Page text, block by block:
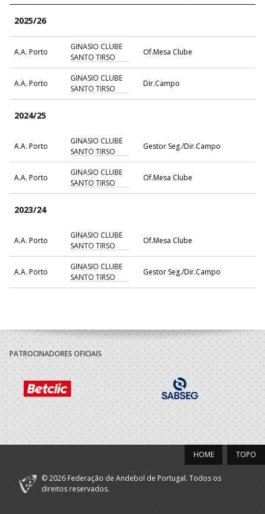
2025/26
A.A. Porto
GINASIO CLUBE
SANTO TIRSO
Of.Mesa Clube
A.A. Porto
GINASIO CLUBE
SANTO TIRSO
Dir.Campo
2024/25
A.A. Porto
GINASIO CLUBE
SANTO TIRSO
Gestor Seg./Dir.Campo
A.A. Porto
GINASIO CLUBE
SANTO TIRSO
Of.Mesa Clube
2023/24
A.A. Porto
GINASIO CLUBE
SANTO TIRSO
Of.Mesa Clube
A.A. Porto
GINASIO CLUBE
SANTO TIRSO
Gestor Seg./Dir.Campo
A.A. Porto
GINASIO CLUBE
SANTO TIRSO
Dirigente Nac.
A.A. Porto
GINASIO CLUBE
SANTO TIRSO
Of.Mesa Clube
2021/22
A.A. Porto
GINASIO CLUBE
SANTO TIRSO
Dirigente Nac.
2020/21
PATROCINADORES OFICIAIS
TOPO
HOME
© 2026 Federação de Andebol de Portugal. Todos os
direitos reservados.